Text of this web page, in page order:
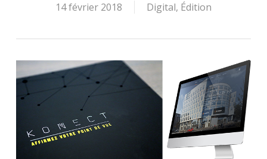
14 février 2018 Digital, Édition